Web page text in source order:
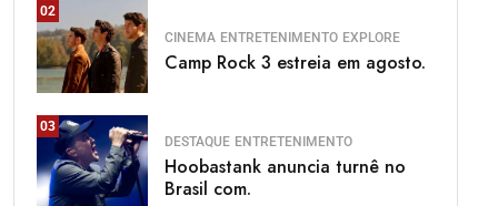
02
CINEMA ENTRETENIMENTO EXPLORE
Camp Rock 3 estreia em agosto.
03
DESTAQUE ENTRETENIMENTO
Hoobastank anuncia turnê no
Brasil com.